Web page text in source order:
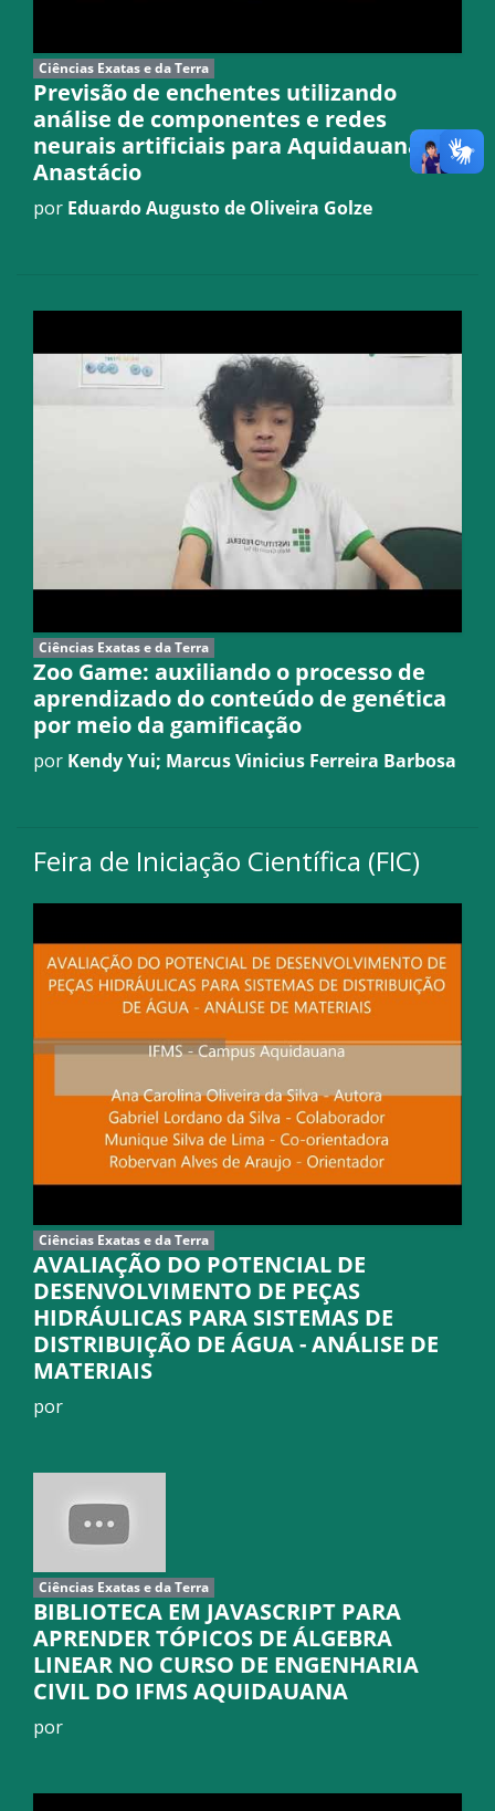
Ciências Exatas e da Terra
Previsão de enchentes utilizando
análise de componentes e redes
neurais artificiais para Aquidauana e
Anastácio
por Eduardo Augusto de Oliveira Golze
Ciências Exatas e da Terra
Zoo Game: auxiliando o processo de
aprendizado do conteúdo de genética
por meio da gamificação
por Kendy Yui; Marcus Vinicius Ferreira Barbosa
Feira de Iniciação Científica (FIC)
Ciências Exatas e da Terra
AVALIAÇÃO DO POTENCIAL DE
DESENVOLVIMENTO DE PEÇAS
HIDRÁULICAS PARA SISTEMAS DE
DISTRIBUIÇÃO DE ÁGUA - ANÁLISE DE
MATERIAIS
por
Ciências Exatas e da Terra
BIBLIOTECA EM JAVASCRIPT PARA
APRENDER TÓPICOS DE ÁLGEBRA
LINEAR NO CURSO DE ENGENHARIA
CIVIL DO IFMS AQUIDAUANA
por